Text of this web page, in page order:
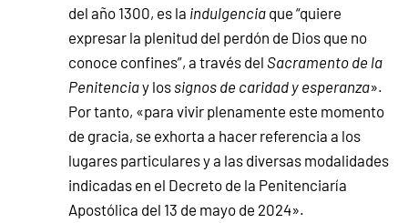
del año 1300, es la indulgenciaque “quiere
expresar la plenitud del perdón de Dios que no
conoce confines”, a través del Sacramento de la
Penitenciay lossignos de caridad y esperanza».
Por tanto, «para vivir plenamente este momento
de gracia, se exhorta a hacer referencia a los
lugares particulares y a las diversas modalidades
indicadas en el Decreto de la Penitenciaría
Apostólica del 13 de mayo de 2024».